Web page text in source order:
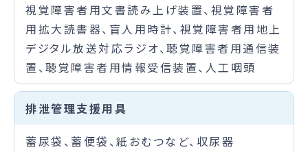
視覚障害者用文書読み上げ装置、視覚障害者
用拡大読書器、盲人用時計、視覚障害者用地上
デジタル放送対応ラジオ、聴覚障害者用通信装
置、聴覚障害者用情報受信装置、人工咽頭
排泄管理支援用具
蓄尿袋、蓄便袋、紙おむつなど、収尿器